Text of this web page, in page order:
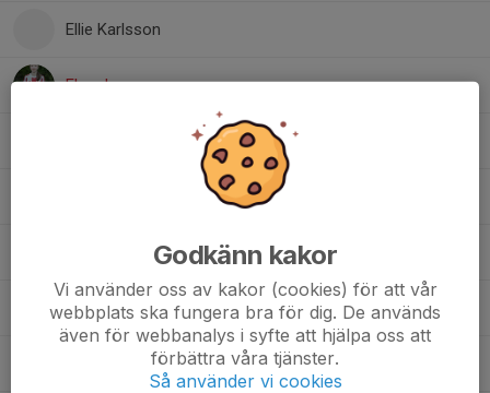
Ellie Karlsson
Elsa Jaxner
Maja Lakso Almborg
Stella Myhr
Tova Adamsson
Godkänn kakor
Vi använder oss av kakor (cookies) för att vår
webbplats ska fungera bra för dig. De används
även för webbanalys i syfte att hjälpa oss att
förbättra våra tjänster.
Så använder vi cookies